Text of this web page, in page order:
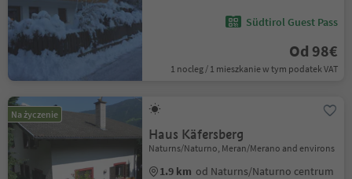
Südtirol Guest Pass
Od 98€
1 nocleg / 1 mieszkanie w tym podatek VAT
Na życzenie
Haus Käfersberg
Naturns/Naturno, Meran/Merano and environs
1.9 km od Naturns/Naturno centrum